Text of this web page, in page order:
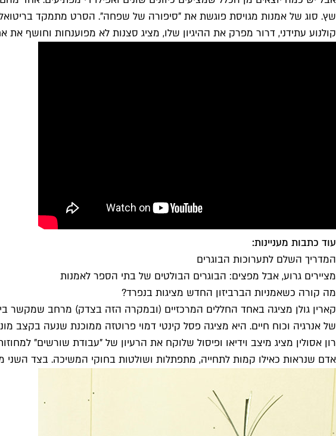
שץ. סוג של אמנות מגויסת פוגשת את "סיפורה של שפחה". הסרט מתמקד
קולנוע עתידני, דרור מפרק את ההיגיון שלו, מציג סצנות לא מפוענחות וחושף
עוד כתבות מעניינות:
המדריך השלם לתערוכות הבוגרים
מציירים גרוע, אבל מפצים: הבוגרים הבולטים של בתי הספר לאמנות
מה קורה כשאמניות הברביזון החדש מציגות בנפרד?
קארין גולן מציגה באחד החללים המרכזיים (ובמקרה הזה בצדק) מרחב שמקשר בין
של אנרגיה וכוח חיים. היא מציגה פסל קינטי דמוי פרוטזה ממוכנת שנעה בקצב
רון אסולין מציג מיצב וידיאו ופיסול שלוקח את הרעיון של "עבודת שורשים"
אדם שנראות כאילו קמות לתחייה, מתפתלות ושולטות בחוקי המשיכה. בצד השני